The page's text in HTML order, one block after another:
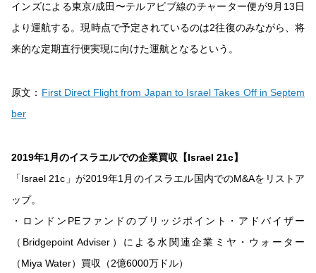
インズによる東京/成田〜テルアビブ線のチャーター便が9月13日
より運航する。現時点で予定されているのは2往復のみながら、将
来的な定期直行便実現に向けた運航となるという。
原文： First Direct Flight from Japan to Israel Takes Off in Septem
ber
2019年1月のイスラエルでの企業買収【Israel 21c】
「Israel 21c」が2019年1月のイスラエル国内でのM&Aをリストア
ップ。
・ロンドンPEファンドのブリッジポイント・アドバイザー
（Bridgepoint Adviser）による水関連企業ミヤ・ウォーター
（Miya Water）買収（2億6000万ドル）